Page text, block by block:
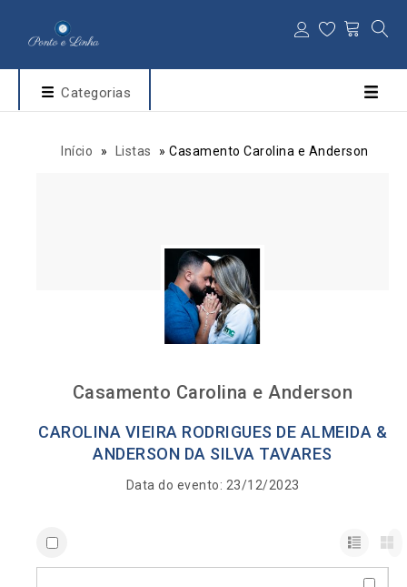
Categorias
Início » Listas »Casamento Carolina e Anderson
Casamento Carolina e Anderson
CAROLINA VIEIRA RODRIGUES DE ALMEIDA &
ANDERSON DA SILVA TAVARES
Data do evento: 23/12/2023